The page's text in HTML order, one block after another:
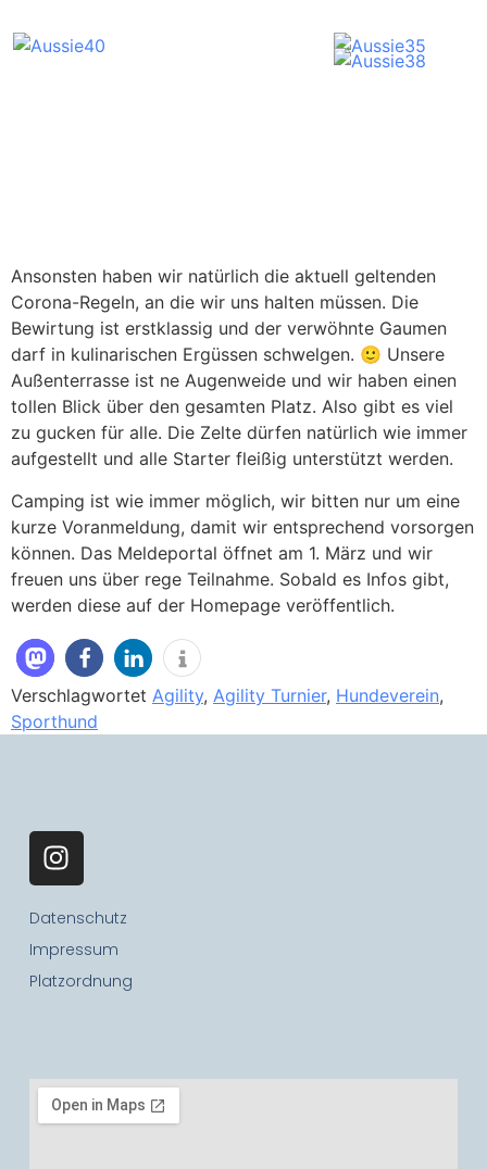
Ansonsten haben wir natürlich die aktuell geltenden
Corona-Regeln, an die wir uns halten müssen. Die
Bewirtung ist erstklassig und der verwöhnte Gaumen
darf in kulinarischen Ergüssen schwelgen. 🙂 Unsere
Außenterrasse ist ne Augenweide und wir haben einen
tollen Blick über den gesamten Platz. Also gibt es viel
zu gucken für alle. Die Zelte dürfen natürlich wie immer
aufgestellt und alle Starter fleißig unterstützt werden.
Camping ist wie immer möglich, wir bitten nur um eine
kurze Voranmeldung, damit wir entsprechend vorsorgen
können. Das Meldeportal öffnet am 1. März und wir
freuen uns über rege Teilnahme. Sobald es Infos gibt,
werden diese auf der Homepage veröffentlich.
Verschlagwortet Agility, Agility Turnier, Hundeverein,
Sporthund
Datenschutz
Impressum
Platzordnung